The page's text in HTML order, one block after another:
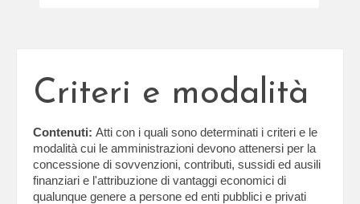
Criteri e modalità
Contenuti: Atti con i quali sono determinati i criteri e le
modalità cui le amministrazioni devono attenersi per la
concessione di sovvenzioni, contributi, sussidi ed ausili
finanziari e l'attribuzione di vantaggi economici di
qualunque genere a persone ed enti pubblici e privati